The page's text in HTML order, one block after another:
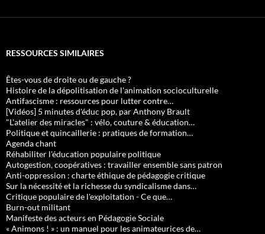
RESSOURCES SIMILAIRES
Êtes-vous de droite ou de gauche ?
Histoire de la dépolitisation de l'animation socioculturelle
Antifascisme : ressources pour lutter contre…
[Vidéos] 5 minutes d'éduc pop, par Anthony Brault
"L'atelier des miracles" : vélo, couture & éducation…
Politique et quincaillerie : pratiques de formation…
Agenda chant
Réhabiliter l'éducation populaire politique
Autogestion, coopératives : travailler ensemble sans patron
Anti-oppression : charte éthique de pédagogie critique
Sur la nécessité et la richesse du syndicalisme dans…
Critique populaire de l'exploitation - Ce que…
Burn-out militant
Manifeste des acteurs en Pédagogie Sociale
« Animons ! » : un manuel pour les animateurices de…